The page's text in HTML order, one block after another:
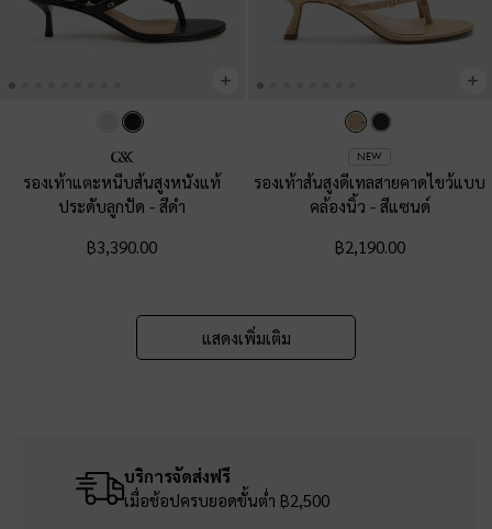
รองเท้าแตะหนีบส้นสูงหนังแท้
ประดับลูกปัด-สีดำ
฿3,390.00
NEW
รองเท้าส้นสูงดีเทลสายคาดไขว้แบบ
คล้องนิ้ว - สีแซนด์
฿2,190.00
แสดงเพิ่มเติม
บริการจัดส่งฟรี
เมื่อช้อปครบยอดขั้นต่ำ ฿2,500